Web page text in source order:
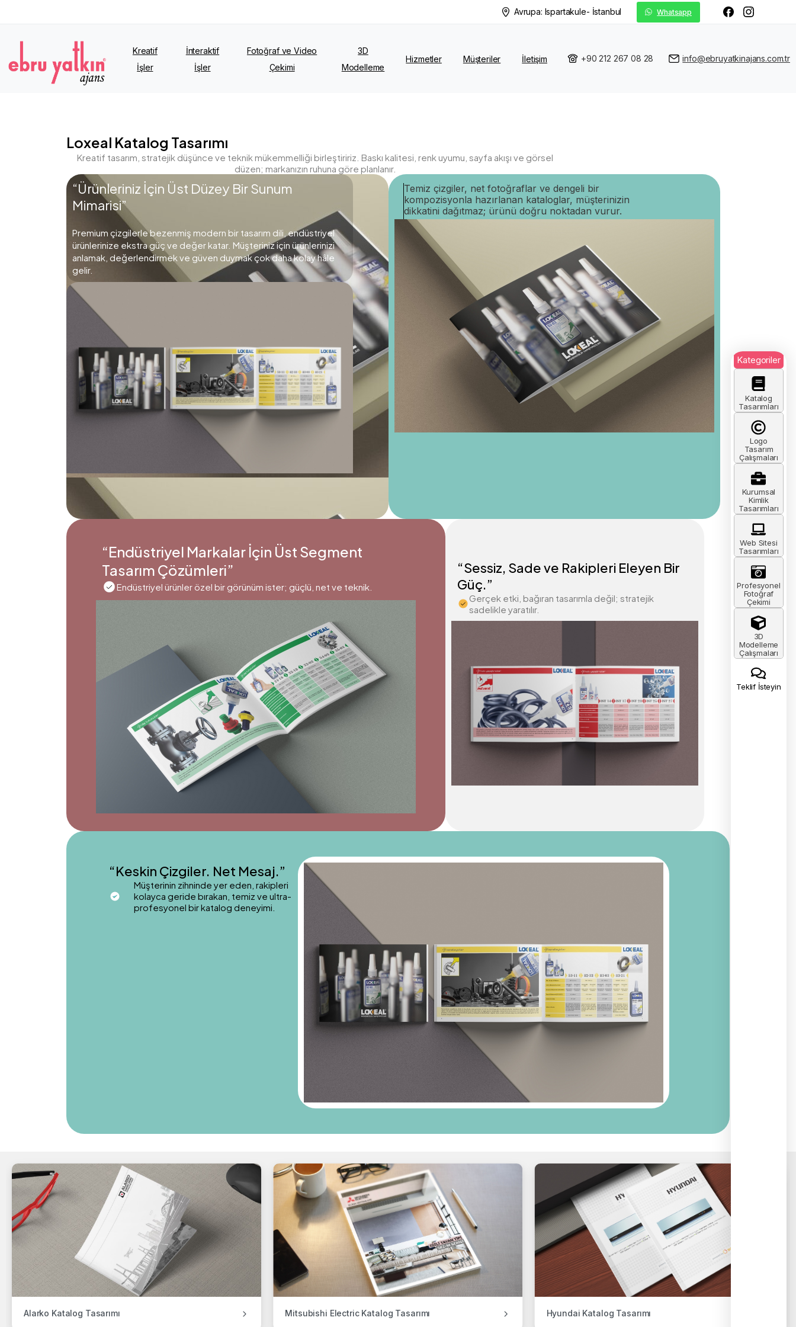
Avrupa: Ispartakule- İstanbul Whatsapp
Kreatif
İşler
İnteraktif
İşler
Fotoğraf ve Video
Çekimi
3D
Modelleme
Hizmetler Müşteriler İletişim +90 212 267 08 28 info@ebruyatkinajans.com.tr
Loxeal Katalog Tasarımı
Kreatif tasarım, stratejik düşünce ve teknik mükemmelliği birleştiririz. Baskı kalitesi, renk uyumu, sayfa akışı ve görsel
düzen; markanızın ruhuna göre planlanır.
“Ürünleriniz İçin Üst Düzey Bir Sunum
Mimarisi”
Premium çizgilerle bezenmiş modern bir tasarım dili, endüstriyel
ürünlerinize ekstra güç ve değer katar. Müşteriniz için ürünlerinizi
anlamak, değerlendirmek ve güven duymak çok daha kolay hâle
gelir.
Temiz çizgiler, net fotoğraflar ve dengeli bir
kompozisyonla hazırlanan kataloglar, müşterinizin
dikkatini dağıtmaz; ürünü doğru noktadan vurur.
Endüstriyel ürünler özel bir görünüm ister; güçlü, net ve teknik.
“Endüstriyel Markalar İçin Üst Segment
Tasarım Çözümleri”
Gerçek etki, bağıran tasarımla değil; stratejik
sadelikle yaratılır.
“Sessiz, Sade ve Rakipleri Eleyen Bir
Güç.”
“Keskin Çizgiler. Net Mesaj.”
Müşterinin zihninde yer eden, rakipleri
kolayca geride bırakan, temiz ve ultra-
profesyonel bir katalog deneyimi.
Alarko Katalog Tasarımı Mitsubishi Electric Katalog Tasarımı Hyundai Katalog Tasarımı
Kategoriler
Katalog
Tasarımları
Logo
Tasarım
Çalışmaları
Kurumsal
Kimlik
Tasarımları
Web Sitesi
Tasarımları
Profesyonel
Fotoğraf
Çekimi
3D
Modelleme
Çalışmaları
Teklif İsteyin